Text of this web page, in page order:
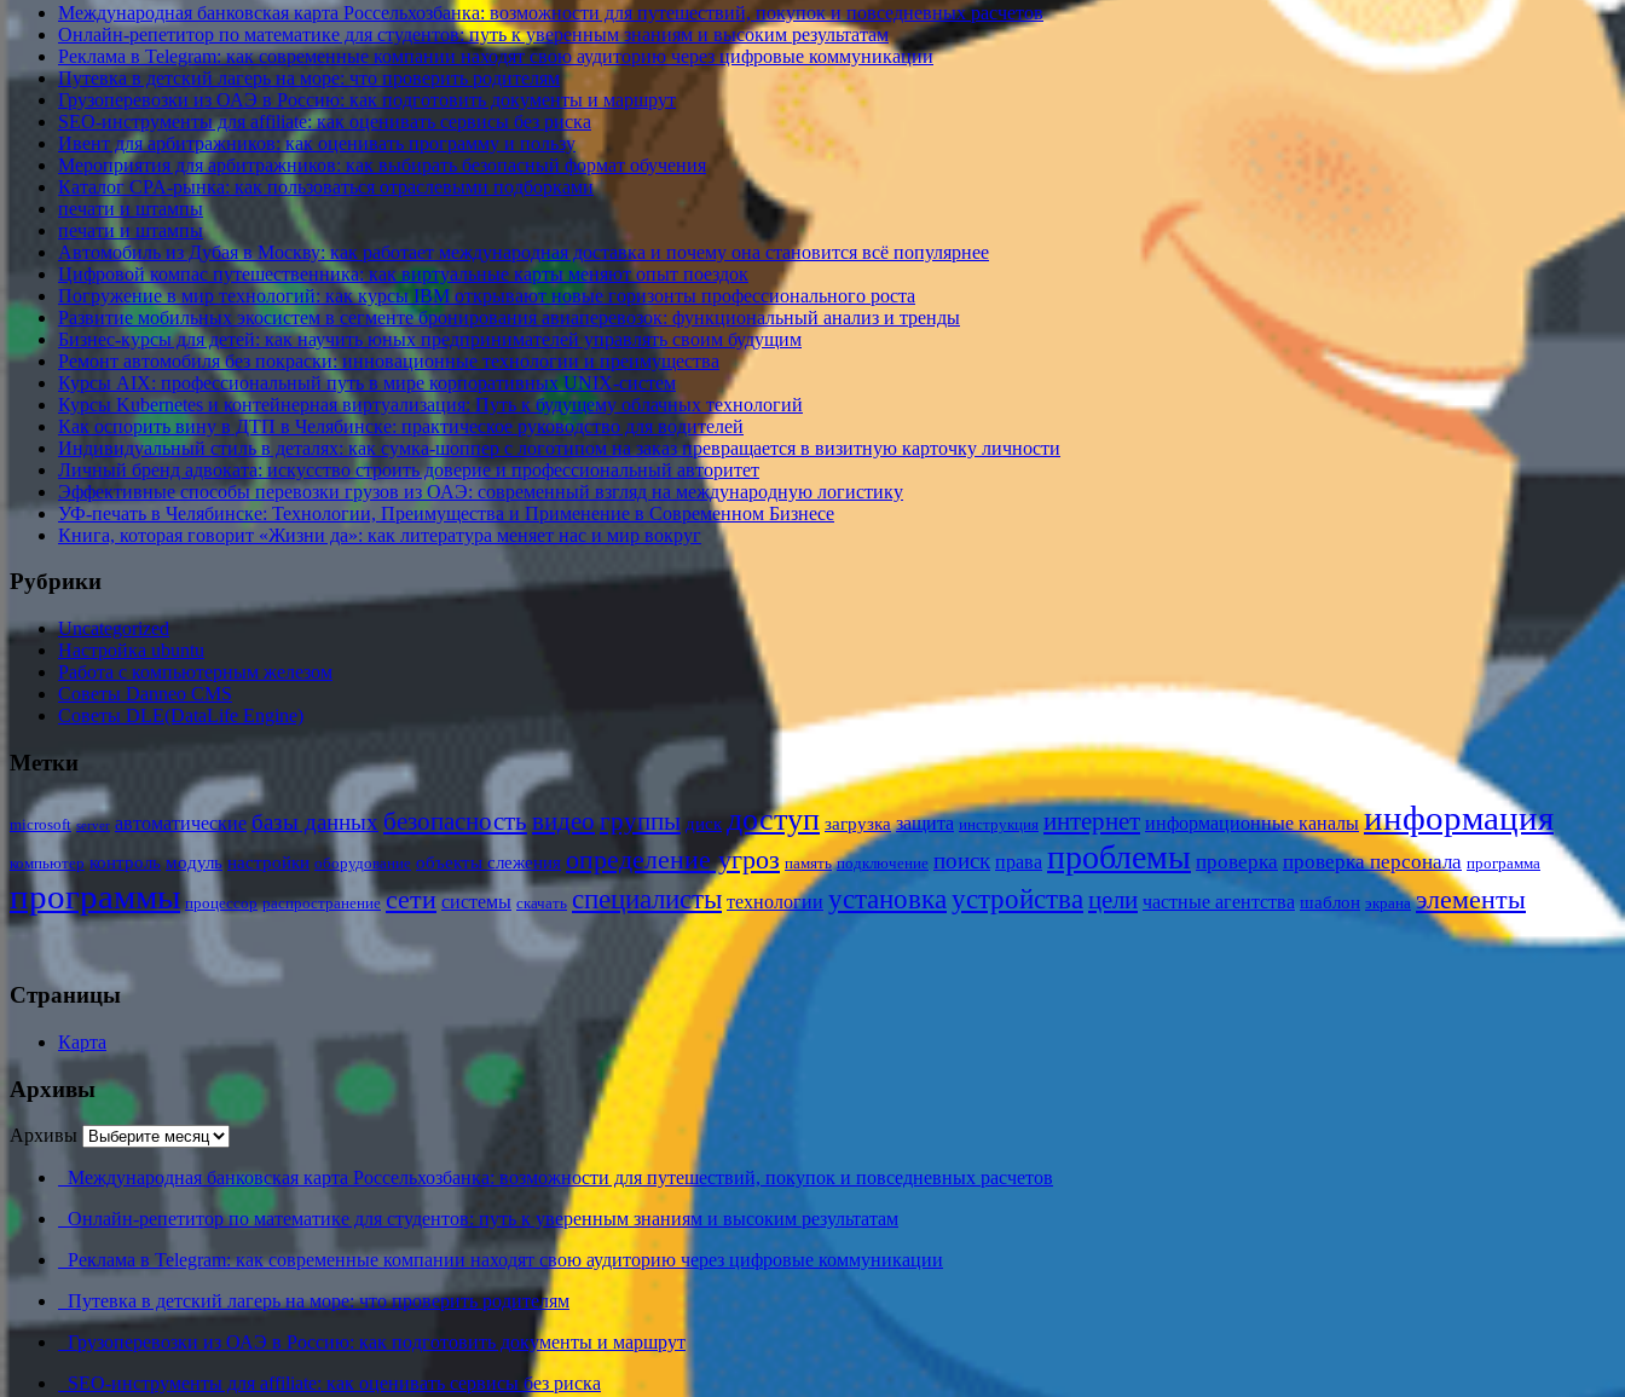
Международная банковская карта Россельхозбанка: возможности для путешествий, покупок и повседневных расчетов
Онлайн-репетитор по математике для студентов: путь к уверенным знаниям и высоким результатам
Реклама в Telegram: как современные компании находят свою аудиторию через цифровые коммуникации
Путевка в детский лагерь на море: что проверить родителям
Грузоперевозки из ОАЭ в Россию: как подготовить документы и маршрут
SEO-инструменты для affiliate: как оценивать сервисы без риска
Ивент для арбитражников: как оценивать программу и пользу
Мероприятия для арбитражников: как выбирать безопасный формат обучения
Каталог CPA-рынка: как пользоваться отраслевыми подборками
печати и штампы
печати и штампы
Автомобиль из Дубая в Москву: как работает международная доставка и почему она становится всё популярнее
Цифровой компас путешественника: как виртуальные карты меняют опыт поездок
Погружение в мир технологий: как курсы IBM открывают новые горизонты профессионального роста
Развитие мобильных экосистем в сегменте бронирования авиаперевозок: функциональный анализ и тренды
Бизнес-курсы для детей: как научить юных предпринимателей управлять своим будущим
Ремонт автомобиля без покраски: инновационные технологии и преимущества
Курсы AIX: профессиональный путь в мире корпоративных UNIX-систем
Курсы Kubernetes и контейнерная виртуализация: Путь к будущему облачных технологий
Как оспорить вину в ДТП в Челябинске: практическое руководство для водителей
Индивидуальный стиль в деталях: как сумка-шоппер с логотипом на заказ превращается в визитную карточку личности
Личный бренд адвоката: искусство строить доверие и профессиональный авторитет
Эффективные способы перевозки грузов из ОАЭ: современный взгляд на международную логистику
УФ-печать в Челябинске: Технологии, Преимущества и Применение в Современном Бизнесе
Книга, которая говорит «Жизни да»: как литература меняет нас и мир вокруг
Рубрики
Uncategorized
Настройка ubuntu
Работа с компьютерным железом
Советы Danneo CMS
Советы DLE(DataLife Engine)
Метки
microsoft server автоматические базы данных безопасность видео группы диск доступ загрузка защита инструкция интернет информационные каналы информация
компьютер контроль модуль настройки оборудование объекты слежения определение угроз память подключение поиск права проблемы проверка проверка персонала программа
программы процессор распространение сети системы скачать специалисты технологии установкаустройствацели частные агентства шаблон экрана элементы
Страницы
Карта
Архивы
Архивы
Международная банковская карта Россельхозбанка: возможности для путешествий, покупок и повседневных расчетов
Онлайн-репетитор по математике для студентов: путь к уверенным знаниям и высоким результатам
Реклама в Telegram: как современные компании находят свою аудиторию через цифровые коммуникации
Путевка в детский лагерь на море: что проверить родителям
Грузоперевозки из ОАЭ в Россию: как подготовить документы и маршрут
SEO-инструменты для affiliate: как оценивать сервисы без риска